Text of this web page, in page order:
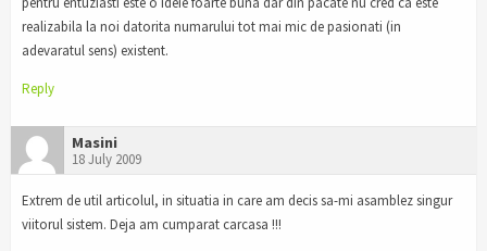
realizabila la noi datorita numarului tot mai mic de pasionati (in
adevaratul sens) existent.
Reply
Masini
18 July 2009
Extrem de util articolul, in situatia in care am decis sa-mi asamblez singur
viitorul sistem. Deja am cumparat carcasa !!!